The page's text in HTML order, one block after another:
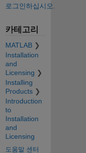
로그인하십시오.
카테고리
MATLAB
Installation
and
Licensing
Installing
Products
Introduction
to
Installation
and
Licensing
도움말 센터